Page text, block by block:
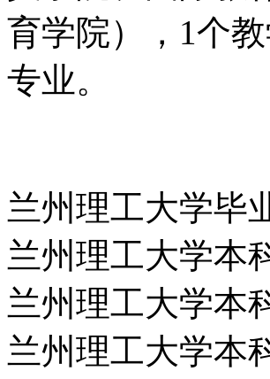
育学院），1个
专业。
兰州理工大学毕
兰州理工大学本
兰州理工大学本
兰州理工大学本